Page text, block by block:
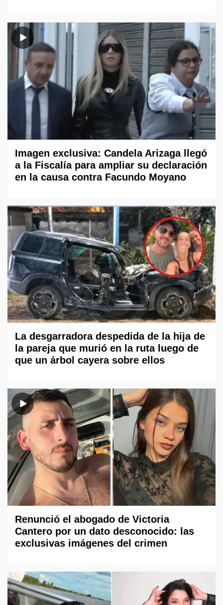
Imagen exclusiva: Candela Arizaga llegó
a la Fiscalía para ampliar su declaración
en la causa contra Facundo Moyano
La desgarradora despedida de la hija de
la pareja que murió en la ruta luego de
que un árbol cayera sobre ellos
Renunció el abogado de Victoria
Cantero por un dato desconocido: las
exclusivas imágenes del crimen